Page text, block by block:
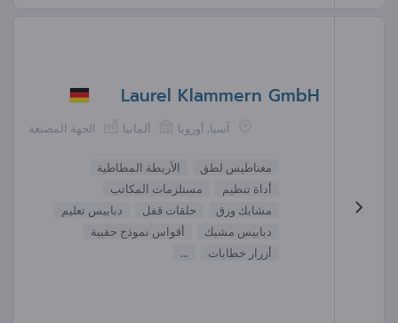
Laurel Klammern GmbH
الجهة المصنعة ألمانيا آسيا, أوروبا
مغناطيس لطق
الأربطة المطاطية
أداة تنظيم
مستلزمات المكاتب
مشابك ورق
حلقات قفل
دبابيس تعليم
دبابيس مشبك
أقواس نموذج حقيبة
أزرار خطابات
...